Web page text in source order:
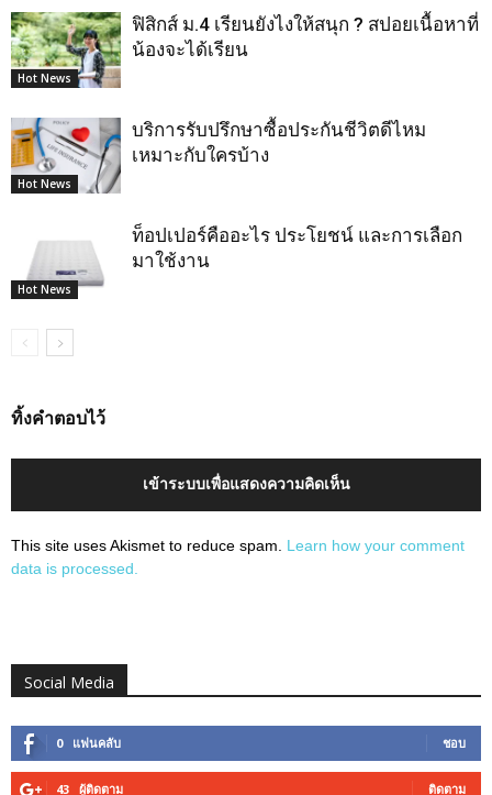
Hot News
ฟิสิกส์ ม.4 เรียนยังไงให้สนุก ? สปอยเนื้อหาที่
น้องจะได้เรียน
Hot News
บริการรับปรึกษาซื้อประกันชีวิตดีไหม
เหมาะกับใครบ้าง
Hot News
ท็อปเปอร์คืออะไร ประโยชน์ และการเลือก
มาใช้งาน
ทิ้งคำตอบไว้
เข้าระบบเพื่อแสดงความคิดเห็น
This site uses Akismet to reduce spam. Learn how your comment
data is processed.
Social Media
0 แฟนคลับ ชอบ
43 ผู้ติดตาม ติดตาม